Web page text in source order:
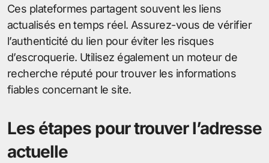
Ces plateformes partagent souvent les liens
actualisés en temps réel. Assurez-vous de vérifier
l’authenticité du lien pour éviter les risques
d’escroquerie. Utilisez également un moteur de
recherche réputé pour trouver les informations
fiables concernant le site.
Les étapes pour trouver l’adresse
actuelle